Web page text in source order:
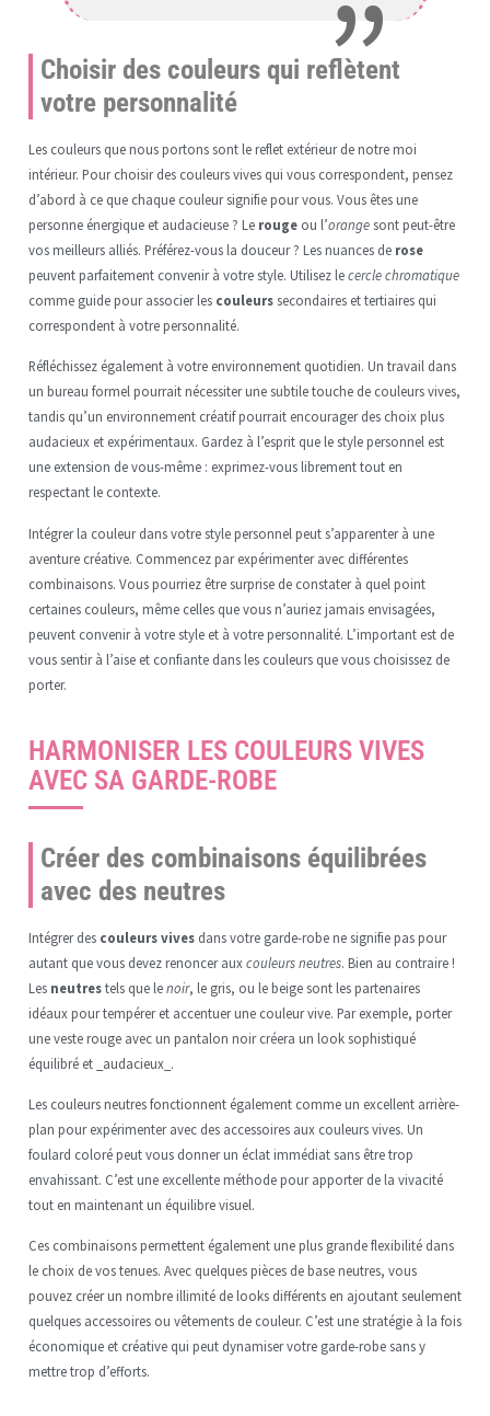
Choisir des couleurs qui reflètent
votre personnalité
Les couleurs que nous portons sont le reflet extérieur de notre moi
intérieur. Pour choisir des couleurs vives qui vous correspondent, pensez
d’abord à ce que chaque couleur signifie pour vous. Vous êtes une
personne énergique et audacieuse ? Le rougeou l’orangesont peut-être
vos meilleurs alliés. Préférez-vous la douceur ? Les nuances de rose
peuvent parfaitement convenir à votre style. Utilisez lecercle chromatique
comme guide pour associer les couleurssecondaires et tertiaires qui
correspondent à votre personnalité.
Réfléchissez également à votre environnement quotidien. Un travail dans
un bureau formel pourrait nécessiter une subtile touche de couleurs vives,
tandis qu’un environnement créatif pourrait encourager des choix plus
audacieux et expérimentaux. Gardez à l’esprit que le style personnel est
une extension de vous-même : exprimez-vous librement tout en
respectant le contexte.
Intégrer la couleur dans votre style personnel peut s’apparenter à une
aventure créative. Commencez par expérimenter avec différentes
combinaisons. Vous pourriez être surprise de constater à quel point
certaines couleurs, même celles que vous n’auriez jamais envisagées,
peuvent convenir à votre style et à votre personnalité. L’important est de
vous sentir à l’aise et confiante dans les couleurs que vous choisissez de
porter.
HARMONISER LES COULEURS VIVES
AVEC SA GARDE-ROBE
Créer des combinaisons équilibrées
avec des neutres
Intégrer des couleurs vivesdans votre garde-robe ne signifie pas pour
autant que vous devez renoncer auxcouleurs neutres. Bien au contraire !
Les neutrestels que lenoir, le gris, ou le beige sont les partenaires
idéaux pour tempérer et accentuer une couleur vive. Par exemple, porter
une veste rouge avec un pantalon noir créera un look sophistiqué
équilibré et _audacieux_.
Les couleurs neutres fonctionnent également comme un excellent arrière-
plan pour expérimenter avec des accessoires aux couleurs vives. Un
foulard coloré peut vous donner un éclat immédiat sans être trop
envahissant. C’est une excellente méthode pour apporter de la vivacité
tout en maintenant un équilibre visuel.
Ces combinaisons permettent également une plus grande flexibilité dans
le choix de vos tenues. Avec quelques pièces de base neutres, vous
pouvez créer un nombre illimité de looks différents en ajoutant seulement
quelques accessoires ou vêtements de couleur. C’est une stratégie à la fois
économique et créative qui peut dynamiser votre garde-robe sans y
mettre trop d’efforts.